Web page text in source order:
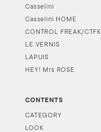
Casselini
Casselini HOME
CONTROL FREAK/CTFK
LE VERNIS
LAPUIS
HEY! Mrs ROSE
CONTENTS
CATEGORY
LOOK